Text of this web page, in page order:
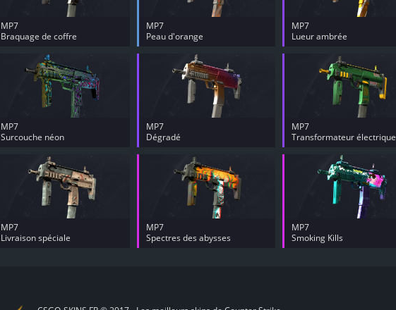
MP7
Braquage de coffre
MP7
Peau d'orange
MP7
Lueur ambrée
MP7
Surcouche néon
MP7
Dégradé
MP7
Transformateur électrique
MP7
Livraison spéciale
MP7
Spectres des abysses
MP7
Smoking Kills